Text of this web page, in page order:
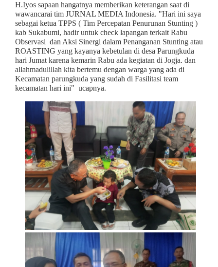
H.Iyos sapaan hangatnya memberikan keterangan saat di
wawancarai tim JURNAL MEDIA Indonesia. "Hari ini saya
sebagai ketua TPPS ( Tim Percepatan Penurunan Stunting )
kab Sukabumi, hadir untuk check lapangan terkait Rabu
Observasi dan Aksi Sinergi dalam Penanganan Stunting atau
ROASTING yang kayanya kebetulan di desa Parungkuda
hari Jumat karena kemarin Rabu ada kegiatan di Jogja. dan
allahmadulillah kita bertemu dengan warga yang ada di
Kecamatan parungkuda yang sudah di Fasilitasi team
kecamatan hari ini" ucapnya.